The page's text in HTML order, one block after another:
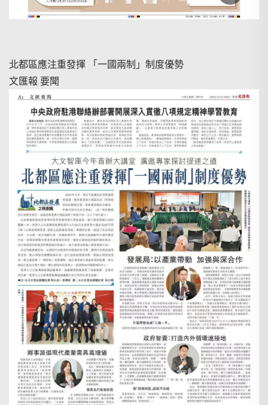
北都區應注重發揮 「一國兩制」制度優勢
文匯報 要聞